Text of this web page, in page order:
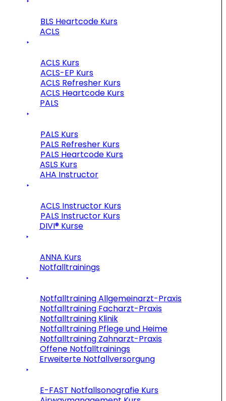
BLS Heartcode Kurs
ACLS
ACLS Kurs
ACLS-EP Kurs
ACLS Refresher Kurs
ACLS Heartcode Kurs
PALS
PALS Kurs
PALS Refresher Kurs
PALS Heartcode Kurs
ASLS Kurs
AHA Instructor
ACLS Instructor Kurs
PALS Instructor Kurs
DIVI® Kurse
ANNA Kurs
Notfalltrainings
Notfalltraining Allgemeinarzt-Praxis
Notfalltraining Facharzt-Praxis
Notfalltraining Klinik
Notfalltraining Pflege und Heime
Notfalltraining Zahnarzt-Praxis
Offene Notfalltrainings
Erweiterte Notfallversorgung
E-FAST Notfallsonografie Kurs